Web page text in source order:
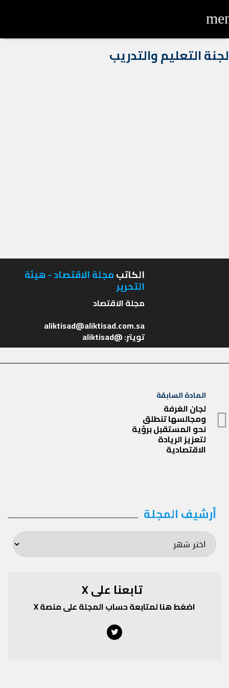
لجنة التعليم والتدريب
الكاتبمجلة الاقتصاد - هيئة
التحرير
تويتر: @aliktisad
تصفّح
المقالات
المادة السابقة
المادة
السابقة
لجان الغرفة
ومجالسها تنطلق
نحو المستقبل برؤية
لتعزيز الريادة
الاقتصادية
أرشيف المجلة أرشيف
المجلة
تابعنا على X
اضغط هنا لمتابعة حساب المجلة على منصة X
Twitter